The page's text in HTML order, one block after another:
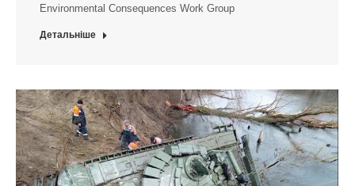
Environmental Consequences Work Group
Детальніше